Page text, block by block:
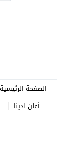
الصفحة الرئيسية
أعلن لدينا